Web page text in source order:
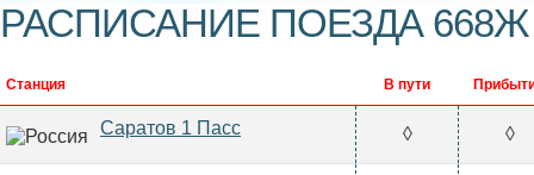
РАСПИСАНИЕ ПОЕЗДА 668Ж
Станция В пути
Саратов 1 Пасс ◊ ◊